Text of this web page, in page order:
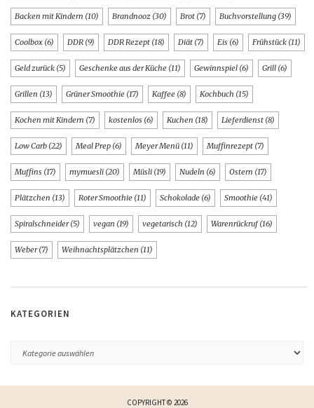
Backen mit Kindern (10) Brandnooz (30) Brot (7) Buchvorstellung (39)
Coolbox (6) DDR (9) DDR Rezept (18) Diät (7) Eis (6) Frühstück (11)
Geld zurück (5) Geschenke aus der Küche (11) Gewinnspiel (6) Grill (6)
Grillen (13) Grüner Smoothie (17) Kaffee (8) Kochbuch (15)
Kochen mit Kindern (7) kostenlos (6) Kuchen (18) Lieferdienst (8)
Low Carb (22) Meal Prep (6) Meyer Menü (11) Muffinrezept (7)
Muffins (17) mymuesli (20) Müsli (19) Nudeln (6) Ostern (17)
Plätzchen (13) Roter Smoothie (11) Schokolade (6) Smoothie (41)
Spiralschneider(5) vegan (19) vegetarisch (12) Warenrückruf(16)
Weber(7) Weihnachtsplätzchen (11)
KATEGORIEN
COPYRIGHT © 2026